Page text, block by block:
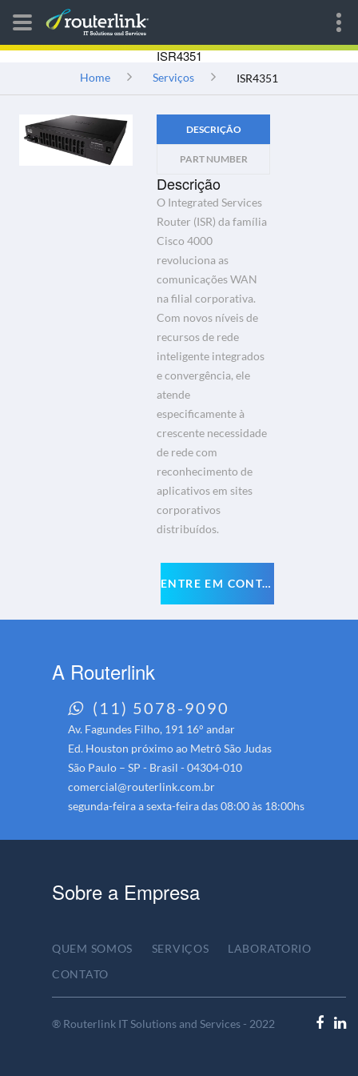
ISR4351
Home Serviços ISR4351
DESCRIÇÃO
PART NUMBER
Descrição
O Integrated Services
Router (ISR) da família
Cisco 4000
revoluciona as
comunicações WAN
na filial corporativa.
Com novos níveis de
recursos de rede
inteligente integrados
e convergência, ele
atende
especificamente à
crescente necessidade
de rede com
reconhecimento de
aplicativos em sites
corporativos
distribuídos.
ENTRE EM CONTATO
A Routerlink
(11) 5078-9090
Av. Fagundes Filho, 191 16° andar
Ed. Houston próximo ao Metrô São Judas
São Paulo – SP - Brasil - 04304-010
comercial@routerlink.com.br
segunda-feira a sexta-feira das 08:00 às 18:00hs
Sobre a Empresa
QUEM SOMOS SERVIÇOS
LABORATORIO
CONTATO
® Routerlink IT Solutions and Services - 2022